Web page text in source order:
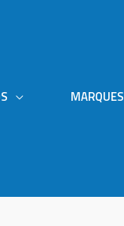
MARQUES